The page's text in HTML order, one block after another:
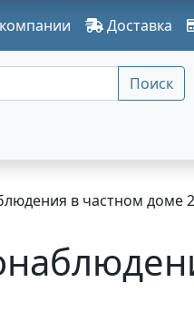
Доставка
Поиск
в частном доме 2